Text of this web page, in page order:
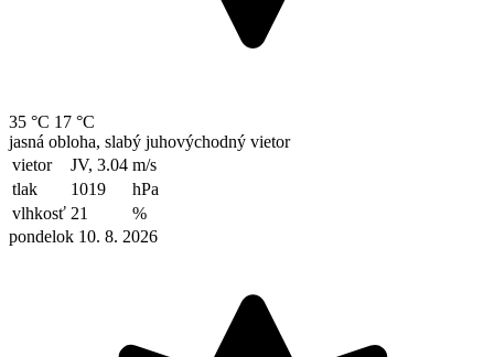
35 °C 17 °C
jasná obloha, slabý juhovýchodný vietor
vietor
JV, 3.04 m/s
tlak
1019
hPa
vlhkosť 21
%
pondelok 10. 8. 2026